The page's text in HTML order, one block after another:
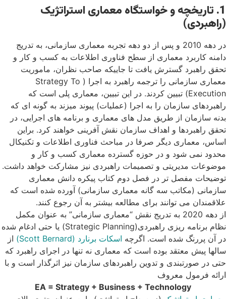
1. تاریخچه و خواستگاه معماری استراتژیک
(راهبردی)
در دهه 2010 و پس از دو دهه تجربه معماری سازمانی، به تدریج
دامنه کاربرد معماری از سطح فناوری اطلاعات به کسب و کار و
تحقق راهبرد گسترش یافت تا جاییکه صاحب نظران، ماموریت
معماری سازمانی را ترجمه راهبرد به اجرا ( Strategy To
Execution) تبیین کردند. در این تبیین، معماری پلی است که
راهبردهای سازمان را به اجرا (عملیات) پیوند میزند به گونه ای که
بدنه سازمان از طریق مدل های معماری و برنامه های اجرایی، در
تحقق راهبردها و اهداف سازمان نقش آفرینی خواهند کرد. براین
اساس، معماری دیگر صرفا در مباحث فناوری اطلاعات و تکنیکال
محدود نمی شود و در حوزه گسترده معماری کسب و کار و
موضوعات مدیریتی و تصمیمات راهبردی نیز مشارکت خواهد داشت.
توضیحات مفصل تر در فصل دوم کتاب پیکره دانش معماری
سازمانی (مکاتب سه گانه معماری سازمانی) آورده شده است که
علاقمندان می توانند برای مطالعه بیشتر به آن رجوع کنند.
از دهه 2020 به تدریج نقش “معماری سازمانی” به عنوان مکمل
نظام برنامه ریزی راهبردی(Strategic Planning) یا حتی ادغام شده
در آن پررنگ شده است. اگرچه اسکات برنارد (Scott Bernard)
از
سالها پیش معتقد بوده است که معماری نه تنها در اجرای راهبرد که
حتی در صورتبندی و تدوین راهبردهای سازمان نیز اثرگذار است و با
ارائه فرمول معروف
EA = Strategy + Business + Technology